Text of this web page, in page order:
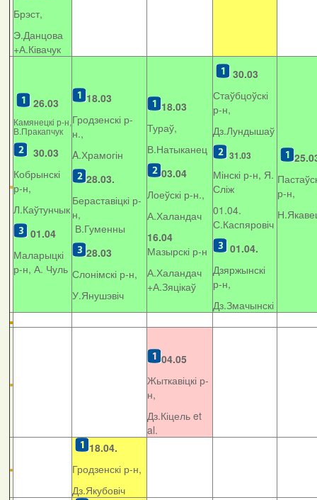
Брэст,
Э.Данцова
+А.Ківачук
26.03
Камянецкі р-н,
В.Пракапчук
30.03
Кобрынскі
р-н,
Л.Каўтунчык
01.04
Маларыцкі
р-н, А. Чуль
18.03
Гродзенскі р-
н.,
A.Храмогін
28.03.
Бераставіцкі р-
н,
В.Гуменны
28.03
Слонімскі р-н,
У.Янушэвіч
18.03
Тураў,
В.Натыканец
03.04
Лоеўскі р-н.,
А.Халандач
16.04
Мазырскі р-н
А.Халандач
+А.Зяцікаў
30.03
Стаўбцоўскі
р-н,
Дз.Лундышаў
31.03
Мінскі р-н, Я.
Сліж
01.04.
С.Каспяровіч
01.04.
Дзяржынскі
р-н,
Дз.Змачынскі
р-н,
04.05
Жыткавіцкі р-
н,
Дз.Кіцель et
al.
18.04.
Гродзенскі р-н,
Дз.Якубовіч